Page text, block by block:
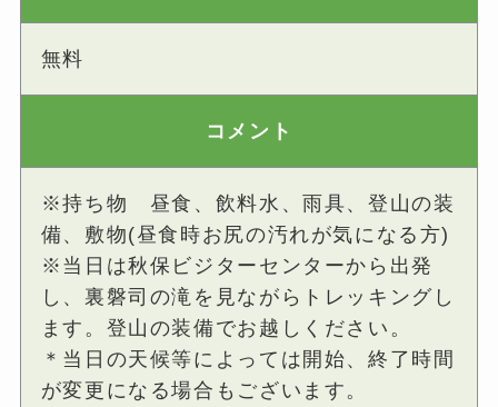
無料
コメント
※持ち物 昼食、飲料水、雨具、登山の装
備、敷物(昼食時お尻の汚れが気になる方)
※当日は秋保ビジターセンターから出発
し、裏磐司の滝を見ながらトレッキングし
ます。登山の装備でお越しください。
＊当日の天候等によっては開始、終了時間
が変更になる場合もございます。